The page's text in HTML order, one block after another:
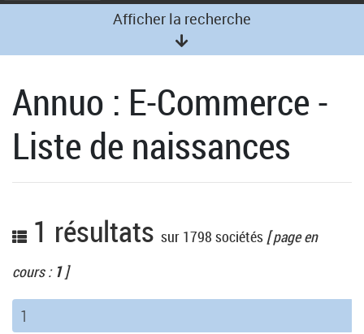
Afficher la recherche
Annuo : E-Commerce -
Liste de naissances
1 résultats sur 1798 sociétés [ page en
cours : 1]
1